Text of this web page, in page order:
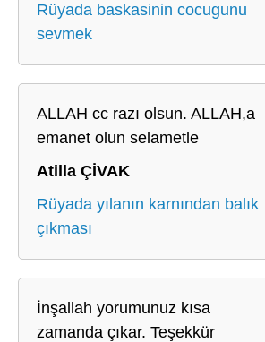
Rüyada baskasinin cocugunu
sevmek
ALLAH cc razı olsun. ALLAH,a
emanet olun selametle
Atilla ÇİVAK
Rüyada yılanın karnından balık
çıkması
İnşallah yorumunuz kısa
zamanda çıkar. Teşekkür